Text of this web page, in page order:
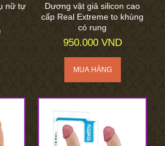
nữ tự
Dương vật giả silicon cao
cấp Real Extreme to khủng
có rung
950.000 VND